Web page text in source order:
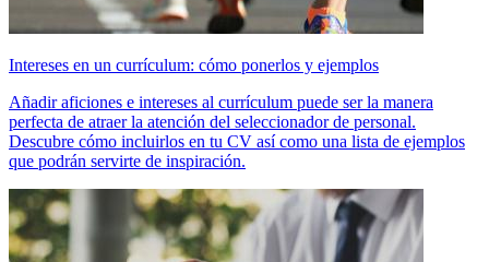
Intereses en un currículum: cómo ponerlos y ejemplos
Añadir aficiones e intereses al currículum puede ser la manera
perfecta de atraer la atención del seleccionador de personal.
Descubre cómo incluirlos en tu CV así como una lista de ejemplos
que podrán servirte de inspiración.